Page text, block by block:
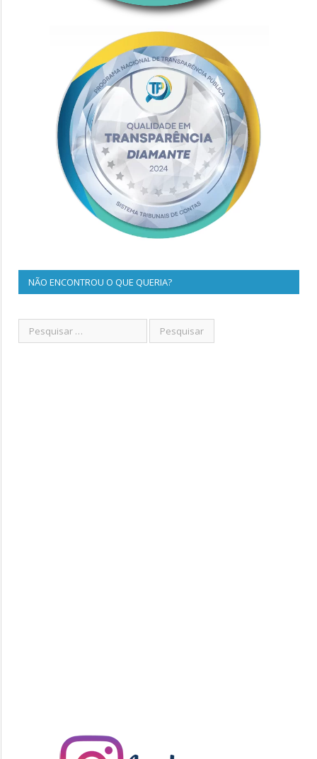
NÃO ENCONTROU O QUE QUERIA?